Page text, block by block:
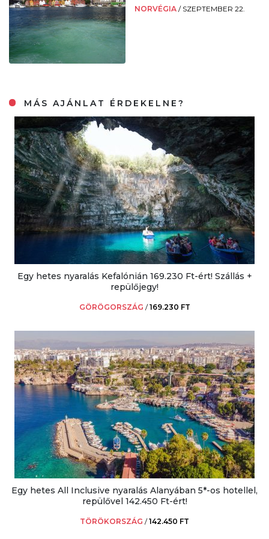
NORVÉGIA / SZEPTEMBER 22.
MÁS AJÁNLAT ÉRDEKELNE?
Egy hetes nyaralás Kefalónián 169.230 Ft-ért! Szállás +
repülőjegy!
GÖRÖGORSZÁG /169.230 FT
Egy hetes All Inclusive nyaralás Alanyában 5*-os hotellel,
repülővel 142.450 Ft-ért!
TÖRÖKORSZÁG /142.450 FT